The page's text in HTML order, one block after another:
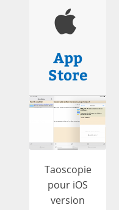
App
Store
Taoscopie
pour iOS
version